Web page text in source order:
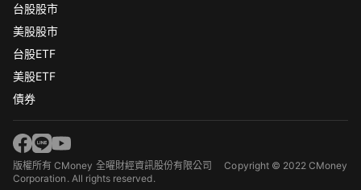
台股股市
美股股市
台股ETF
美股ETF
債券
版權所有 CMoney 全曜財經資訊股份有限公司Copyright © 2022 CMoney
Corporation. All rights reserved.